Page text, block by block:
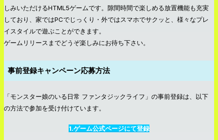
しみいただけるHTML5ゲームです。隙間時間で楽しめる放置機能も充実
しており、家ではPCでじっくり・外ではスマホでサクッと、様々なプレ
イスタイルで遊ぶことができます。
ゲームリリースまでどうぞ楽しみにお待ち下さい。
事前登録キャンペーン応募方法
「モンスター娘のいる日常 ファンタジックライフ」の事前登録は、以下
の方法で参加を受け付けています。
1.ゲーム公式ページにて登録